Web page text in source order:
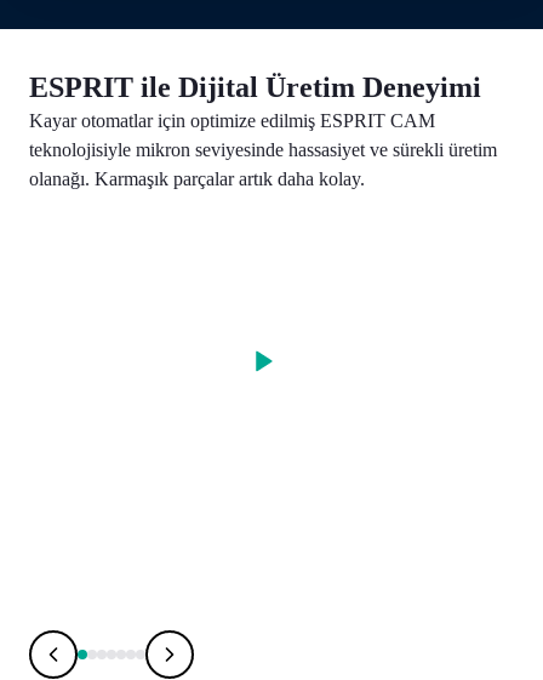
ESPRIT ile Dijital Üretim Deneyimi
Kayar otomatlar için optimize edilmiş ESPRIT CAM
teknolojisiyle mikron seviyesinde hassasiyet ve sürekli üretim
olanağı. Karmaşık parçalar artık daha kolay.